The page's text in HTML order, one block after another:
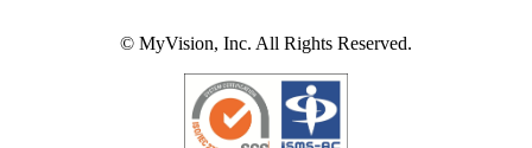
© MyVision, Inc. All Rights Reserved.